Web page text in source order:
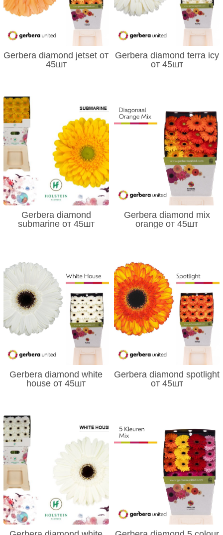
Gerbera diamond jetset от
45шт
Gerbera diamond terra icy
от 45шт
Gerbera diamond
submarine от 45шт
Gerbera diamond mix
orange от 45шт
Gerbera diamond white
house от 45шт
Gerbera diamond spotlight
от 45шт